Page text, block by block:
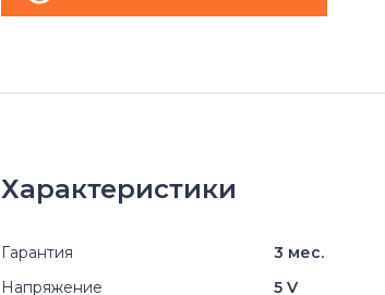
Характеристики
Гарантия
3 мес.
Напряжение
5 V